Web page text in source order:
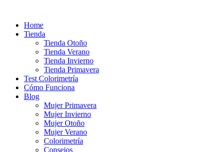
contenidoHome
Tienda
Tienda Otoño
Tienda Verano
Tienda Invierno
Tienda Primavera
Test Colorimetría
Cómo Funciona
Blog
Mujer Primavera
Mujer Invierno
Mujer Otoño
Mujer Verano
Colorimetría
Consejos